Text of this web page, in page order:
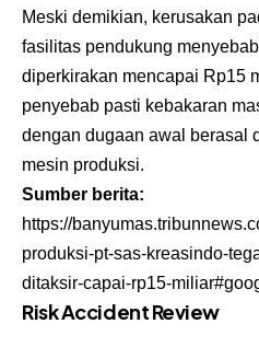
Meski demikian, kerusakan
fasilitas pendukung
diperkirakan mencapai Rp15
penyebab pasti kebakaran
dengan dugaan awal berasal
mesin produksi.
Sumber berita:
https://
produksi-pt-sas-kreasindo-
ditaksir-capai-rp15-
Risk Accident Review